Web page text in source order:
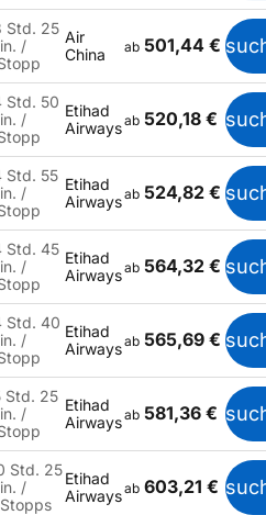
Std. 25
/
Air
China
ab 501,44 €
Std. 50
/
Etihad
Airwaysab 520,18 €
Std. 55
/
Etihad
Airwaysab 524,82 €
Std. 45
/
Etihad
Airwaysab 564,32 €
Std. 40
/
Etihad
Airwaysab 565,69 €
Std. 25
/
Etihad
Airwaysab 581,36 €
Std. 25
/
Etihad
Airwaysab 603,21 €